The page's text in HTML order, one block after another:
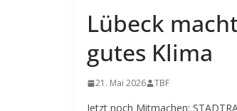
Lübeck
gutes Klima
21. Mai 2026 TBF
Jetzt noch Mitmachen: